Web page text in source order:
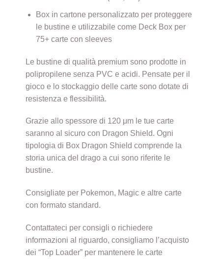
Box in cartone personalizzato per proteggere
le bustine e utilizzabile come Deck Box per
75+ carte con sleeves
Le bustine di qualità premium sono prodotte in
polipropilene senza PVC e acidi. Pensate per il
gioco e lo stockaggio delle carte sono dotate di
resistenza e flessibilità.
Grazie allo spessore di 120 μm le tue carte
saranno al sicuro con Dragon Shield. Ogni
tipologia di Box Dragon Shield comprende la
storia unica del drago a cui sono riferite le
bustine.
Consigliate per Pokemon, Magic e altre carte
con formato standard.
Contattateci per consigli o richiedere
informazioni al riguardo, consigliamo l’acquisto
dei “Top Loader” per mantenere le carte